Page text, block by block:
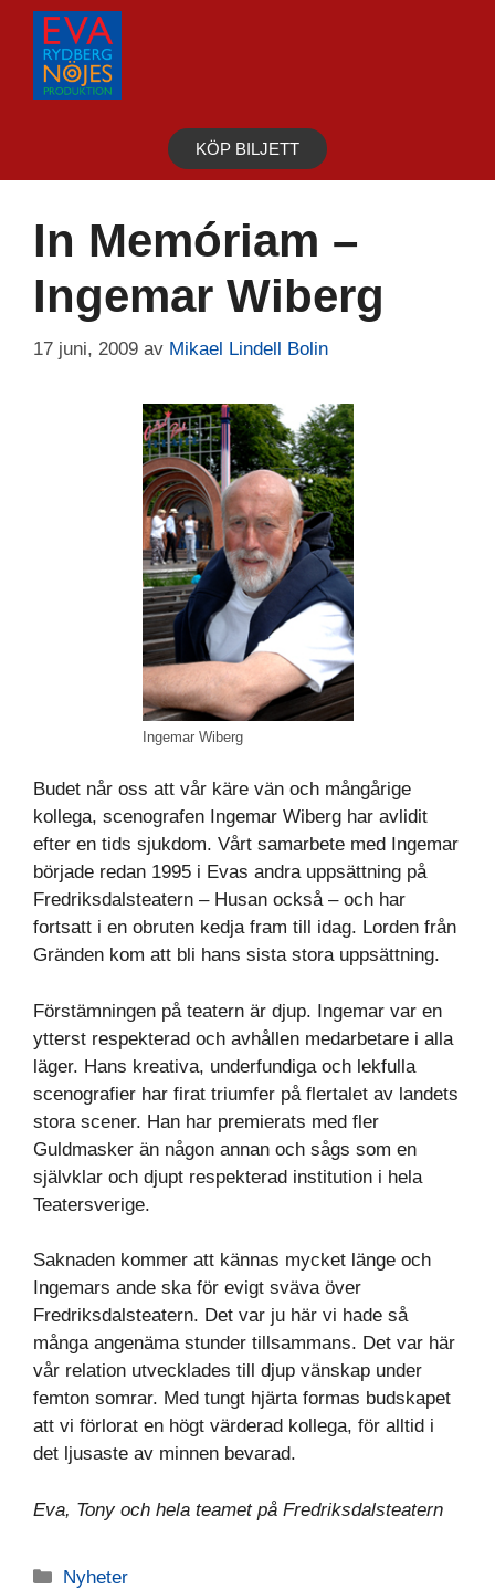
Hoppa
innehåll
KÖP BILJETT
In Memóriam –
Ingemar Wiberg
17 juni, 2009 av Mikael Lindell Bolin
Ingemar Wiberg
Budet når oss att vår käre vän och mångårige
kollega, scenografen Ingemar Wiberg har avlidit
efter en tids sjukdom. Vårt samarbete med Ingemar
började redan 1995 i Evas andra uppsättning på
Fredriksdalsteatern – Husan också – och har
fortsatt i en obruten kedja fram till idag. Lorden från
Gränden kom att bli hans sista stora uppsättning.
Förstämningen på teatern är djup. Ingemar var en
ytterst respekterad och avhållen medarbetare i alla
läger. Hans kreativa, underfundiga och lekfulla
scenografier har firat triumfer på flertalet av landets
stora scener. Han har premierats med fler
Guldmasker än någon annan och sågs som en
självklar och djupt respekterad institution i hela
Teatersverige.
Saknaden kommer att kännas mycket länge och
Ingemars ande ska för evigt sväva över
Fredriksdalsteatern. Det var ju här vi hade så
många angenäma stunder tillsammans. Det var här
vår relation utvecklades till djup vänskap under
femton somrar. Med tungt hjärta formas budskapet
att vi förlorat en högt värderad kollega, för alltid i
det ljusaste av minnen bevarad.
Eva, Tony och hela teamet på Fredriksdalsteatern
Kategorier
Nyheter